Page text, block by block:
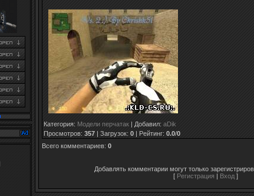
Категория: Модели перчатак | Добавил: aDik
Просмотров: 357 | Загрузок: 0 | Рейтинг: 0.0/0
Всего комментариев: 0
Добавлять комментарии могут только
[ Регистрация | Вход ]